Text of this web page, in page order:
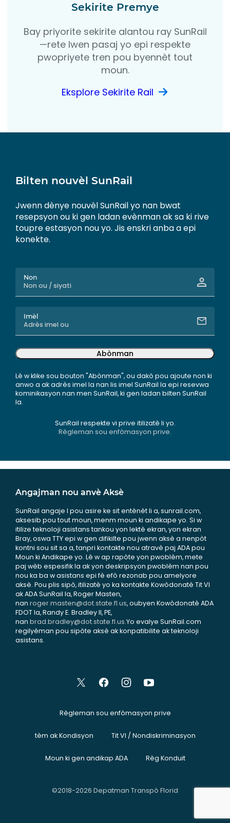
Sekirite Premye
Bay priyorite sekirite alantou ray SunRail
—rete lwen pasaj yo epi respekte
pwopriyete tren pou byennèt tout
moun.
Eksplore Sekirite Rail
Bilten nouvèl SunRail
Jwenn dènye nouvèl SunRail yo nan bwat
resepsyon ou ki gen ladan evènman ak sa ki rive
toupre estasyon nou yo. Jis enskri anba a epi
konekte.
Non
Imèl
Abònman
Lè w klike sou bouton "Abònman", ou dakò pou ajoute non ki
anwo a ak adrès imel la nan lis imel SunRail la epi resevwa
kominikasyon nan men SunRail, ki gen ladan bilten SunRail
la.
SunRail respekte vi prive itilizatè li yo.
Règleman sou enfòmasyon prive.
Angajman nou anvè Aksè
SunRail angaje l pou asire ke sit entènèt li a, sunrail.com,
aksesib pou tout moun, menm moun ki andikape yo. Si w
itilize teknoloji asistans tankou yon lektè ekran, yon ekran
Bray, oswa TTY epi w gen difikilte pou jwenn aksè a nenpòt
kontni sou sit sa a, tanpri kontakte nou atravè paj ADA pou
Moun ki Andikape yo. Lè w ap rapòte yon pwoblèm, mete
paj wèb espesifik la ak yon deskripsyon pwoblèm nan pou
nou ka ba w asistans epi fè efò rezonab pou amelyore
aksè. Pou plis sipò, itilizatè yo ka kontakte Kowòdonatè Tit VI
ak ADA SunRail la, Roger Masten,
nan roger.masten@dot.state.fl.us, oubyen Kowòdonatè ADA
FDOT la, Randy E. Bradley II, PE,
nan brad.bradley@dot.state.fl.us.Yo evalye SunRail.com
regilyèman pou sipòte aksè ak konpatibilite ak teknoloji
asistans.
Règleman sou enfòmasyon prive
tèm ak Kondisyon Tit VI / Nondiskriminasyon
Moun ki gen andikap ADA Règ Konduit
©2018-2026 Depatman Transpò Florid